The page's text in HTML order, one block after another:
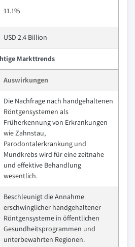
11.1%
USD 2.4 Billion
Markttrends
Auswirkungen
Die Nachfrage nach handgehaltenen
Röntgensystemen als
Früherkennung von Erkrankungen
wie Zahnstau,
Parodontalerkrankung und
Mundkrebs wird für eine zeitnahe
und effektive Behandlung
wesentlich.
Beschleunigt die Annahme
erschwinglicher handgehaltener
Röntgensysteme in öffentlichen
Gesundheitsprogrammen und
unterbewahrten Regionen.